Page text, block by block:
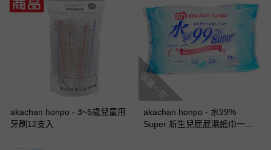
客製化商品（例如客製生日書、姓名貼等）。
報紙、期刊或雜誌（惟書籍如經拆封、使用，則酌收整
經消費者拆封之影音商品或電腦軟體（例如 DVD、CD
非以有形媒介提供之數位內容或一經提供即為完成之線
戲或活動點數等）。
akachan honpo - 3~5歲兒童用
牙刷12支入
搶購一空
akachan honpo - 水99%
Super 新生兒屁屁濕紙巾一般